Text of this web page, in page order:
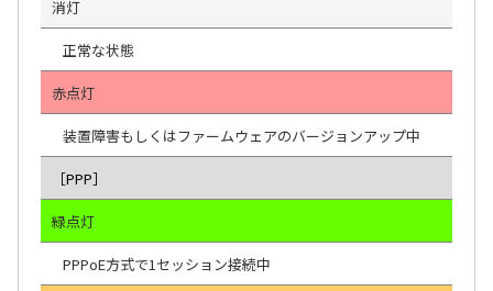
消灯
正常な状態
赤点灯
装置障害もしくはファームウェアのバージョンアップ中
［PPP］
緑点灯
PPPoE方式で1セッション接続中